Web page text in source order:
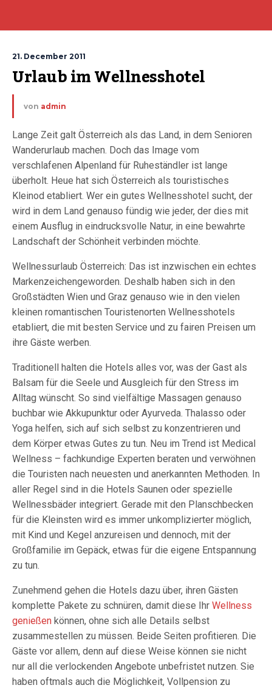
21. December 2011
Urlaub im Wellnesshotel
von admin
Lange Zeit galt Österreich als das Land, in dem Senioren
Wanderurlaub machen. Doch das Image vom
verschlafenen Alpenland für Ruheständler ist lange
überholt. Heue hat sich Österreich als touristisches
Kleinod etabliert. Wer ein gutes Wellnesshotel sucht, der
wird in dem Land genauso fündig wie jeder, der dies mit
einem Ausflug in eindrucksvolle Natur, in eine bewahrte
Landschaft der Schönheit verbinden möchte.
Wellnessurlaub Österreich: Das ist inzwischen ein echtes
Markenzeichengeworden. Deshalb haben sich in den
Großstädten Wien und Graz genauso wie in den vielen
kleinen romantischen Touristenorten Wellnesshotels
etabliert, die mit besten Service und zu fairen Preisen um
ihre Gäste werben.
Traditionell halten die Hotels alles vor, was der Gast als
Balsam für die Seele und Ausgleich für den Stress im
Alltag wünscht. So sind vielfältige Massagen genauso
buchbar wie Akkupunktur oder Ayurveda. Thalasso oder
Yoga helfen, sich auf sich selbst zu konzentrieren und
dem Körper etwas Gutes zu tun. Neu im Trend ist Medical
Wellness – fachkundige Experten beraten und verwöhnen
die Touristen nach neuesten und anerkannten Methoden. In
aller Regel sind in die Hotels Saunen oder spezielle
Wellnessbäder integriert. Gerade mit den Planschbecken
für die Kleinsten wird es immer unkomplizierter möglich,
mit Kind und Kegel anzureisen und dennoch, mit der
Großfamilie im Gepäck, etwas für die eigene Entspannung
zu tun.
Zunehmend gehen die Hotels dazu über, ihren Gästen
komplette Pakete zu schnüren, damit diese Ihr Wellness
genießen können, ohne sich alle Details selbst
zusammestellen zu müssen. Beide Seiten profitieren. Die
Gäste vor allem, denn auf diese Weise können sie nicht
nur all die verlockenden Angebote unbefristet nutzen. Sie
haben oftmals auch die Möglichkeit, Vollpension zu